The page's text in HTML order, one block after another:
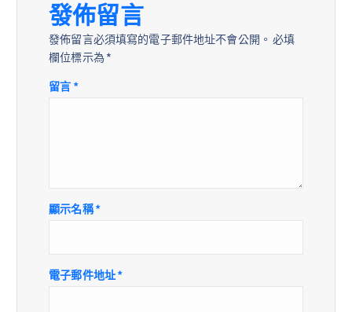
發佈留言
發佈留言必須填寫的電子郵件地址不會公開。 必填
欄位標示為 *
留言 *
顯示名稱*
電子郵件地址*